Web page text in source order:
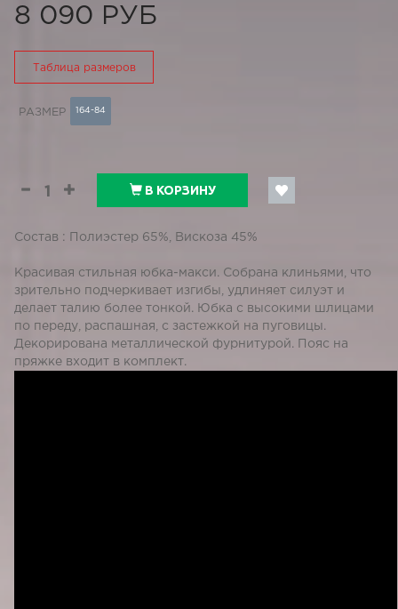
8 090 РУБ
Таблица размеров
РАЗМЕР 164-84
В КОРЗИНУ
Состав : Полиэстер 65%, Вискоза 45%
Красивая стильная юбка-макси. Собрана клиньями, что
зрительно подчеркивает изгибы, удлиняет силуэт и
делает талию более тонкой. Юбка с высокими шлицами
по переду, распашная, с застежкой на пуговицы.
Декорирована металлической фурнитурой. Пояс на
пряжке входит в комплект.